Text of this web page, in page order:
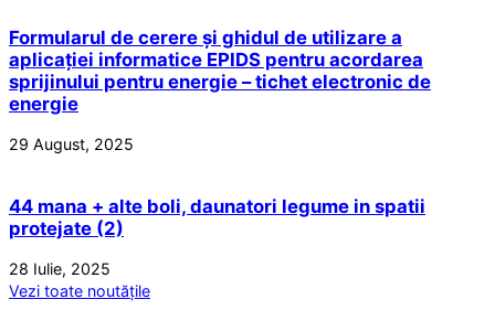
Formularul de cerere și ghidul de utilizare a
aplicației informatice EPIDS pentru acordarea
sprijinului pentru energie – tichet electronic de
energie
29 August, 2025
44 mana + alte boli, daunatori legume in spatii
protejate (2)
28 Iulie, 2025
Vezi toate noutățile